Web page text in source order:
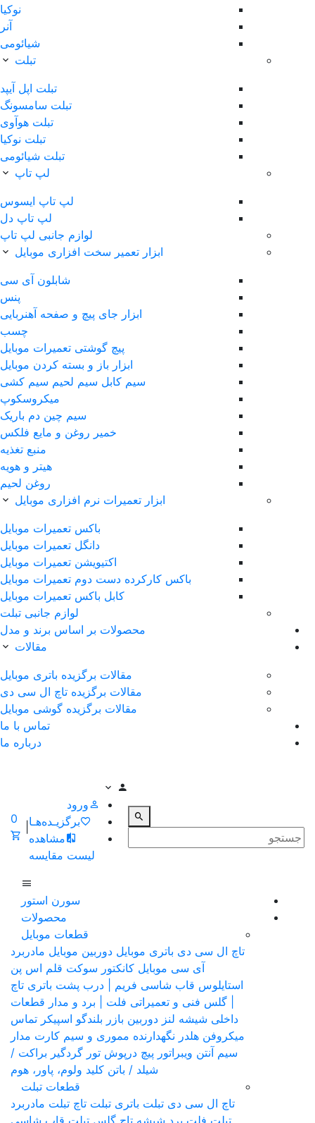
نوکیا
آنر
شیائومی
تبلت
تبلت اپل آیپد
تبلت سامسونگ
تبلت هوآوی
تبلت نوکیا
تبلت شیائومی
لپ تاپ
لپ‌ تاپ ایسوس
لپ تاپ دل
لوازم جانبی لپ تاپ
ابزار تعمیر سخت افزاری موبایل
شابلون آی سی
پنس
ابزار جای پیچ و صفحه آهنربایی
چسب
پیچ گوشتی تعمیرات موبایل
ابزار باز و بسته کردن موبایل
سیم کابل سیم لحیم سیم کشی
ميکروسکوپ
سیم چین دم باریک
خمیر روغن و مایع فلکس
منبع تغذیه
هیتر و هویه
روغن لحیم
ابزار تعمیرات نرم افزاری موبایل
باکس تعمیرات موبایل
دانگل تعمیرات موبایل
اکتیویشن تعمیرات موبایل
باکس کارکرده دست دوم تعمیرات موبایل
کابل باکس تعمیرات موبایل
لوازم جانبی تبلت
محصولات بر اساس برند و مدل
مقالات
مقالات برگزیده باتری موبایل
مقالات برگزیده تاچ ال سی دی
مقالات برگزیده گوشی موبایل
تماس با ما
درباره ما
ورود
برگزیـده‌هـا
مشاهده
لیست مقایسه
0
سورن استور
محصولات
قطعات موبایل
تاچ ال سی دی باتری موبایل دوربین موبایل مادربرد
آی سی موبایل کانکتور سوکت قلم اس پن
استایلوس قاب شاسی فریم | درب پشت باتری تاچ
| گلس فنی و تعمیراتی فلت | برد و مدار قطعات
داخلی شیشه لنز دوربین بازر بلندگو اسپیکر تماس
میکروفن هلدر نگهدارنده مموری و سیم کارت مدار
سیم آنتن ویبراتور پیچ درپوش تور گردگیر براکت /
شیلد / باتن کلید ولوم، پاور، هوم
قطعات تبلت
تاچ ال سی دی تبلت باتری تبلت تاچ تبلت مادربرد
تبلت فلت برد شیشه تاچ گلس تبلت قاب شاسی